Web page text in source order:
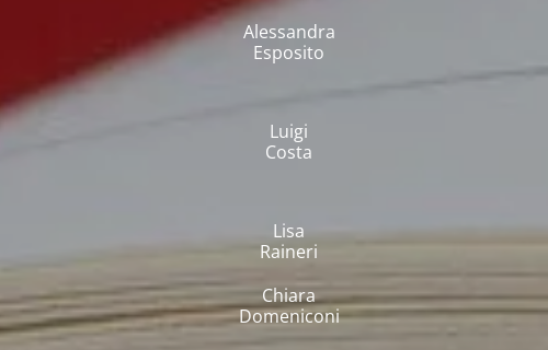
Alessandra
Esposito
Luigi
Costa
Lisa
Raineri
Chiara
Domeniconi